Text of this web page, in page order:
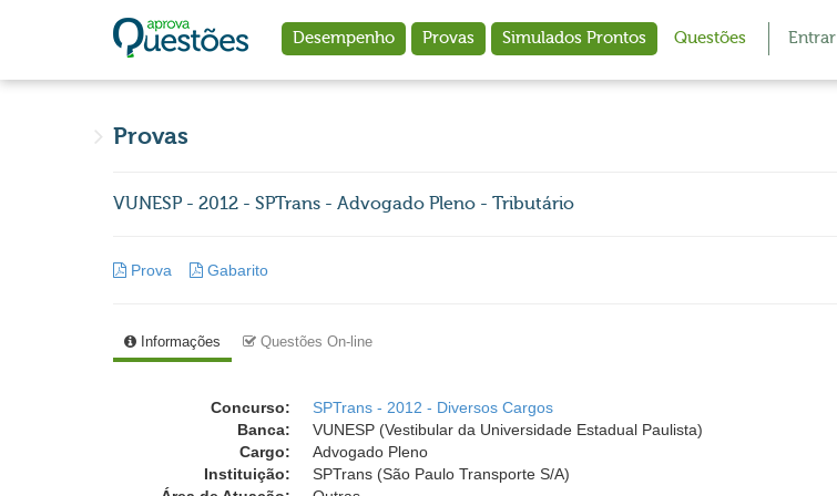
Desempenho Provas Simulados Prontos Questões Entrar
Provas
VUNESP - 2012 - SPTrans - Advogado Pleno - Tributário
Prova Gabarito
Informações Questões On-line
Concurso:
SPTrans - 2012 - Diversos Cargos
Banca:
VUNESP (Vestibular da Universidade Estadual Paulista)
Cargo:
Advogado Pleno
Instituição:
SPTrans (São Paulo Transporte S/A)